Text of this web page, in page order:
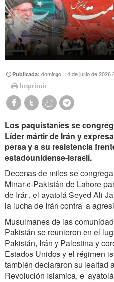
Publicada:domingo, 14 de junio de 2026
Imprimir
Los paquistaníes se
Líder mártir de Irán y
persa y a su resistencia
estadounidense-israelí.
Decenas de miles se
Minar-e-Pakistán de Lahore
de Irán, el ayatolá Seyed Ali
la lucha de Irán contra la
Musulmanes de las
Pakistán se reunieron en el
Pakistán, Irán y Palestina y
Estados Unidos y el régimen
también declararon su lealtad
Revolución Islámica, el